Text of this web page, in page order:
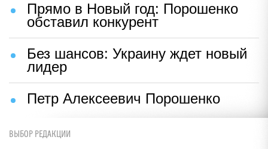
Прямо в Новый год: Порошенко
обставил конкурент
Без шансов: Украину ждет новый
лидер
Петр Алексеевич Порошенко
ВЫБОР РЕДАКЦИИ